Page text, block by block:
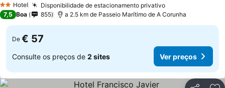
2 Estrelas
Hotel Disponibilidade de estacionamento privativo
7,5 Boa 855 a 2.5 km de Passeio Marítimo de A Corunha
De € 57
Consulte os preços de 2 sites Ver preços